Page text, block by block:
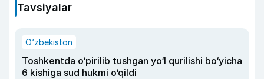
Tavsiyalar
O‘zbekiston
Toshkentda o‘pirilib tushgan yo‘l qurilishi bo‘yicha
6 kishiga sud hukmi o‘qildi